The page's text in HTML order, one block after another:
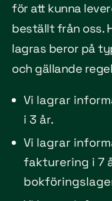
för att kunna
beställt från oss.
lagras beror på
och gällande
Vi lagrar
i 3 år.
Vi lagrar
fakturering i 7